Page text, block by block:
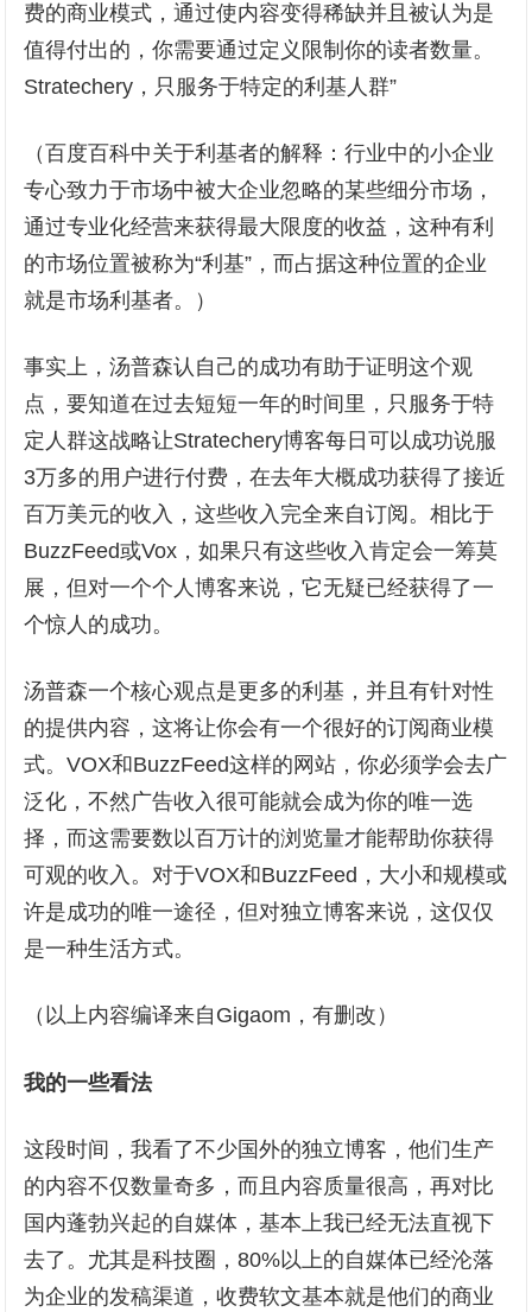
费的商业模式，通过使内容变得稀缺并且被认为是
值得付出的，你需要通过定义限制你的读者数量。
Stratechery，只服务于特定的利基人群”
（百度百科中关于利基者的解释：行业中的小企业
专心致力于市场中被大企业忽略的某些细分市场，
通过专业化经营来获得最大限度的收益，这种有利
的市场位置被称为“利基”，而占据这种位置的企业
就是市场利基者。）
事实上，汤普森认自己的成功有助于证明这个观
点，要知道在过去短短一年的时间里，只服务于特
定人群这战略让Stratechery博客每日可以成功说服
3万多的用户进行付费，在去年大概成功获得了接近
百万美元的收入，这些收入完全来自订阅。相比于
BuzzFeed或Vox，如果只有这些收入肯定会一筹莫
展，但对一个个人博客来说，它无疑已经获得了一
个惊人的成功。
汤普森一个核心观点是更多的利基，并且有针对性
的提供内容，这将让你会有一个很好的订阅商业模
式。VOX和BuzzFeed这样的网站，你必须学会去广
泛化，不然广告收入很可能就会成为你的唯一选
择，而这需要数以百万计的浏览量才能帮助你获得
可观的收入。对于VOX和BuzzFeed，大小和规模或
许是成功的唯一途径，但对独立博客来说，这仅仅
是一种生活方式。
（以上内容编译来自Gigaom，有删改）
我的一些看法
这段时间，我看了不少国外的独立博客，他们生产
的内容不仅数量奇多，而且内容质量很高，再对比
国内蓬勃兴起的自媒体，基本上我已经无法直视下
去了。尤其是科技圈，80%以上的自媒体已经沦落
为企业的发稿渠道，收费软文基本就是他们的商业